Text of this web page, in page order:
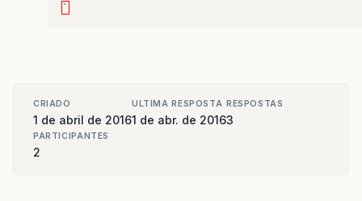
`
CRIADO
1 de abril de 2016
ULTIMA RESPOSTA
1 de abr. de 2016
RESPOSTAS
3
PARTICIPANTES
2